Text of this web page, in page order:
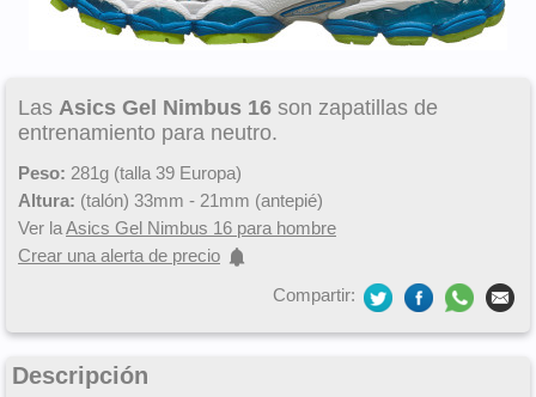
Las Asics Gel Nimbus 16 son zapatillas de
entrenamiento para neutro.
Peso: 281g (talla 39 Europa)
Altura: (talón) 33mm - 21mm (antepié)
Ver laAsics Gel Nimbus 16 para hombre
Crear una alerta de precio
Compartir:
Descripción